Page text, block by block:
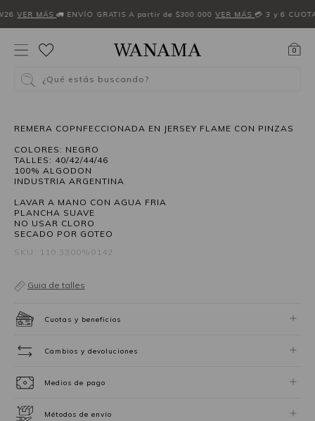
VER MÁS 🚛 ENVÍO GRATIS A partir de $300.000 VER MÁS 💳 3 y 6
0
¿Qué estás buscando?
REMERA COPNFECCIONADA EN JERSEY FLAME CON PINZAS
COLORES: NEGRO
TALLES: 40/42/44/46
100% ALGODON
INDUSTRIA ARGENTINA
LAVAR A MANO CON AGUA FRIA
PLANCHA SUAVE
NO USAR CLORO
SECADO POR GOTEO
SKU: 110.3300%0142
Guia de talles
Cuotas y beneficios
Cambios y devoluciones
Medios de pago
Métodos de envío